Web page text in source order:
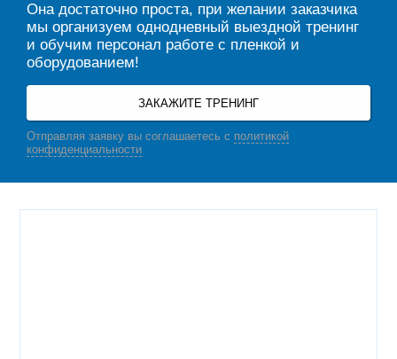
Она достаточно проста, при желании заказчика
мы организуем однодневный выездной тренинг
и обучим персонал работе с пленкой и
оборудованием!
ЗАКАЖИТЕ ТРЕНИНГ
Отправляя заявку вы соглашаетесь с политикой
конфиденциальности